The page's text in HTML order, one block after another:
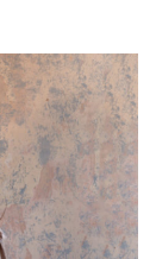
Add to
wishlist